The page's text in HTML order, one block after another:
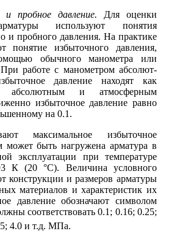
и пробное давление. Для оценки
используют понятия
и пробного давления. На практике
понятие избыточного давления,
обычного манометра или
При работе с манометром абсолют­
давление находят как
аб­солютным и атмосферным
избыточное дав­ление равно
на 0.1.
максимальное избыточное
может быть нагружена арматура в
экс­плуатации при температуре
К (20 °С). Величина условного
конструк­ции и размеров арматуры
материалов и харак­теристик их
давление обозначают символом
соответствовать 0.1; 0.16; 0.25;
4.0 и т.д. МПа.